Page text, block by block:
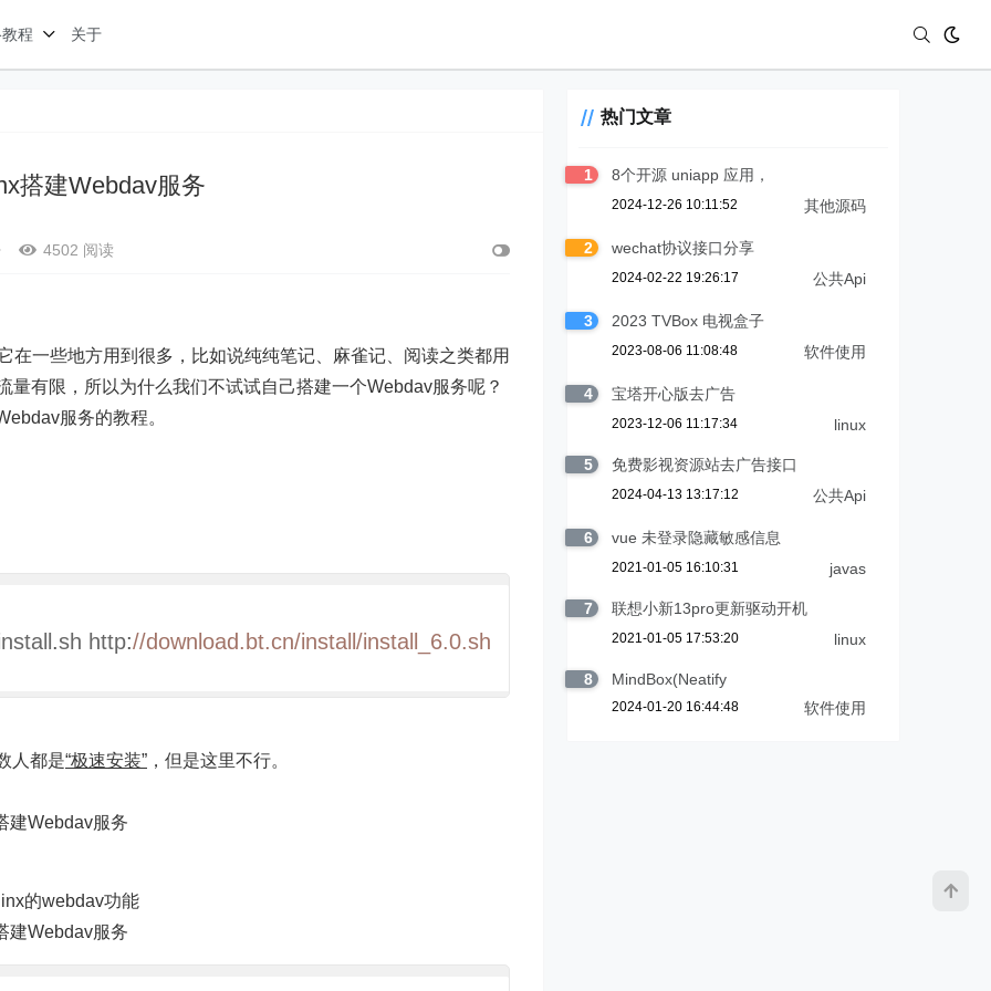
程 关于
搭建Webdav服务
4502 阅读
在一些地方用到很多，比如说纯纯笔记、麻雀记、阅读之类都用
有限，所以为什么我们不试试自己搭建一个Webdav服务呢？
服务的教程。
.sh http://download.bt.cn/install/install_6.0.sh
人都是“极速安装” ，但是这里不行。
的webdav功能
热门文章
1 8个开源 uniapp 应用，
2024-12-26 10:11:52 其他源码
2 wechat协议接口分享
2024-02-22 19:26:17 公共Api
3 2023 TVBox 电视盒子
2023-08-06 11:08:48 软件使用
4 宝塔开心版去广告
2023-12-06 11:17:34 linux
5 免费影视资源站去广告接口
2024-04-13 13:17:12 公共Api
6 vue 未登录隐藏敏感信息
2021-01-05 16:10:31 javas
7 联想小新13pro更新驱动开机
2021-01-05 17:53:20 linux
8 MindBox(Neatify
2024-01-20 16:44:48 软件使用